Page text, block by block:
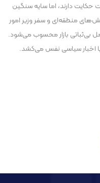
دارند، اما سایه سنگین
منطقه‌ای و سفر وزیر امور
بی‌ثباتی بازار محسوب می‌شود.
با اخبار سیاسی نفس می‌کشد.